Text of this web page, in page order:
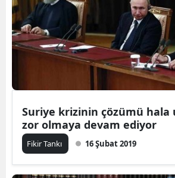
Suriye krizinin çözümü hala
zor olmaya devam ediyor
Fikir Tankı 16 Şubat 2019